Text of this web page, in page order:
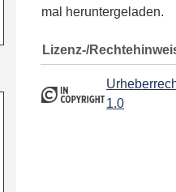
mal heruntergeladen.
Lizenz-/
1.0